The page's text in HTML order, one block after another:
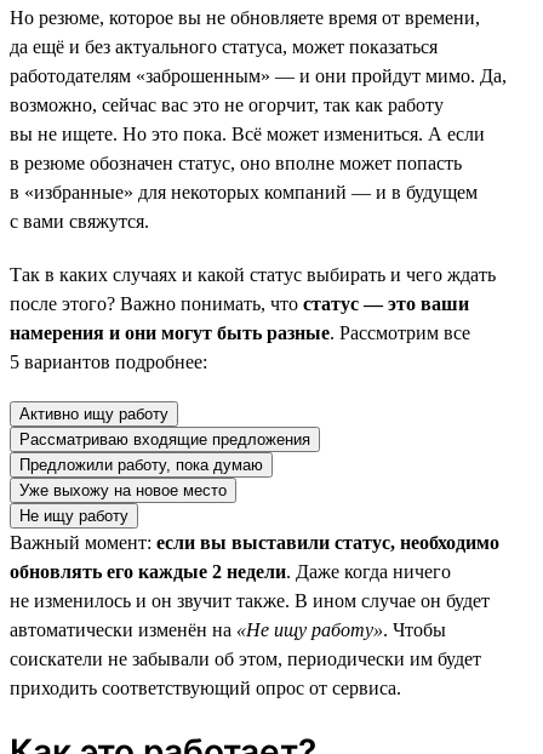
Но резюме, которое вы не обновляете время от времени,
да ещё и без актуального статуса, может показаться
работодателям «заброшенным» — и они пройдут мимо. Да,
возможно, сейчас вас это не огорчит, так как работу
вы не ищете. Но это пока. Всё может измениться. А если
в резюме обозначен статус, оно вполне может попасть
в «избранные» для некоторых компаний — и в будущем
с вами свяжутся.
Так в каких случаях и какой статус выбирать и чего ждать
после этого? Важно понимать, что статус — это ваши
намерения и они могут быть разные. Рассмотрим все
5 вариантов подробнее:
Активно ищу работу
Рассматриваю входящие предложения
Предложили работу, пока думаю
Уже выхожу на новое место
Не ищу работу
Важный момент: если вы выставили статус, необходимо
обновлять его каждые 2 недели. Даже когда ничего
не изменилось и он звучит также. В ином случае он будет
автоматически изменён на «Не ищу работу». Чтобы
соискатели не забывали об этом, периодически им будет
приходить соответствующий опрос от сервиса.